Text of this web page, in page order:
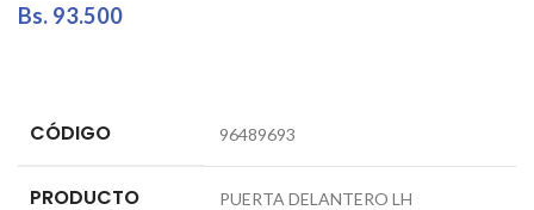
Bs. 93.500
CÓDIGO 96489693
PRODUCTO PUERTA DELANTERO LH